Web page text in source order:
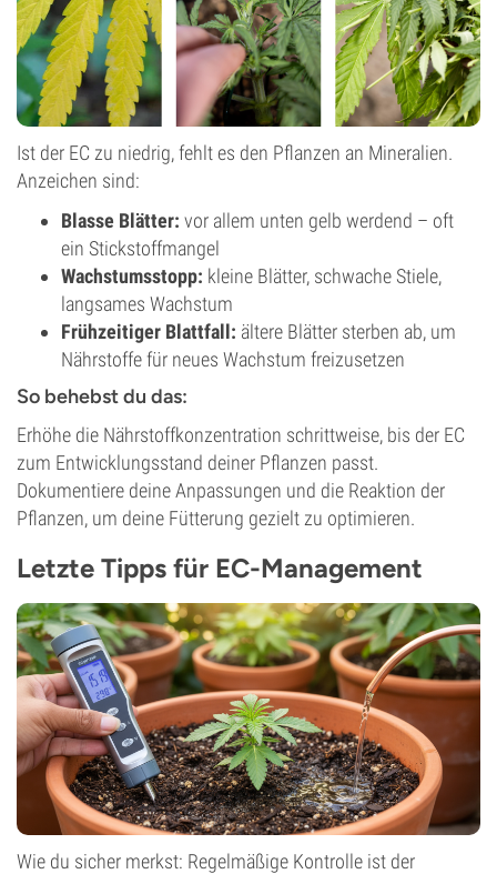
Ist der EC zu niedrig, fehlt es den Pflanzen an Mineralien.
Anzeichen sind:
Blasse Blätter: vor allem unten gelb werdend – oft
ein Stickstoffmangel
Wachstumsstopp: kleine Blätter, schwache Stiele,
langsames Wachstum
Frühzeitiger Blattfall: ältere Blätter sterben ab, um
Nährstoffe für neues Wachstum freizusetzen
So behebst du das:
Erhöhe die Nährstoffkonzentration schrittweise, bis der EC
zum Entwicklungsstand deiner Pflanzen passt.
Dokumentiere deine Anpassungen und die Reaktion der
Pflanzen, um deine Fütterung gezielt zu optimieren.
Letzte Tipps für EC-Management
Wie du sicher merkst: Regelmäßige Kontrolle ist der